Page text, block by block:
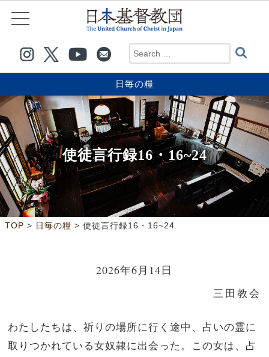
日毎の糧
使徒言行録16・16~24
TOP > 日毎の糧 > 使徒言行録16・16~24
2026年6月14日
三田教会
わたしたちは、祈りの場所に行く途中、占いの霊に
取りつかれている女奴隷に出会った。この女は、占